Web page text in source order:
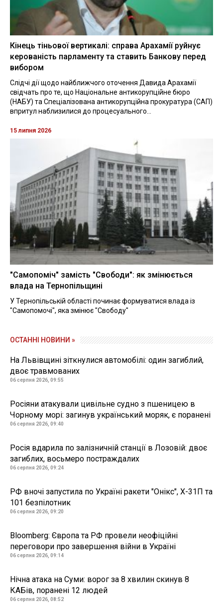
Кінець тіньової вертикалі: справа Арахамії руйнує
керованість парламенту та ставить Банкову перед
вибором
Слідчі дії щодо найближчого оточення Давида Арахамії
свідчать про те, що Національне антикорупційне бюро
(НАБУ) та Спеціалізована антикорупційна прокуратура (САП)
впритул наблизилися до процесуального...
15 липня 2026
"Самопоміч" замість "Свободи": як змінюється
влада на Тернопільщині
У Тернопільській області починає формуватися влада із
"Самопомочі", яка змінює "Свободу"
ОСТАННІ НОВИНИ »
На Львівщині зіткнулися автомобілі: один загиблий,
двоє травмованих
06 серпня 2026, 09:55
Росіяни атакували цивільне судно з пшеницею в
Чорному морі: загинув український моряк, є поранені
06 серпня 2026, 09:40
Росія вдарила по залізничній станції в Лозовій: двоє
загиблих, восьмеро постраждалих
06 серпня 2026, 09:24
РФ вночі запустила по Україні ракети "Онікс", Х-31П та
101 безпілотник
06 серпня 2026, 09:20
Bloomberg: Європа та РФ провели неофіційні
переговори про завершення війни в Україні
06 серпня 2026, 09:14
Нічна атака на Суми: ворог за 8 хвилин скинув 8
КАБів, поранені 12 людей
06 серпня 2026, 08:52